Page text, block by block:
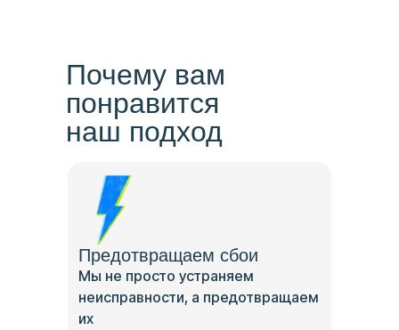
Почему вам
понравится
наш подход
Предотвращаем сбои
Мы не просто устраняем
неисправности, а предотвращаем
их